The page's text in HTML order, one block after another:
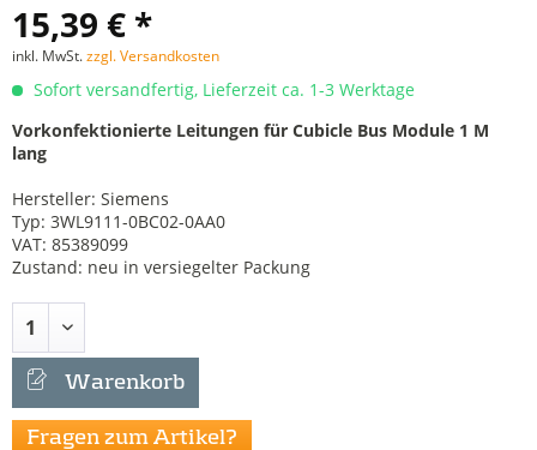
15,39 € *
inkl. MwSt.zzgl. Versandkosten
Sofort versandfertig, Lieferzeit ca. 1-3 Werktage
Vorkonfektionierte Leitungen für Cubicle Bus Module 1 M
lang
Hersteller: Siemens
Typ: 3WL9111-0BC02-0AA0
VAT: 85389099
Zustand: neu in versiegelter Packung
Warenkorb
Fragen zum Artikel?